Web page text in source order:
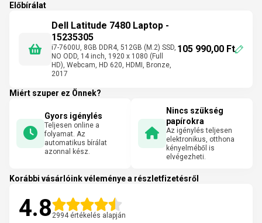
Előbírálat
Dell Latitude 7480 Laptop -
15235305
i7-7600U, 8GB DDR4, 512GB (M.2) SSD,
NO ODD, 14 inch, 1920 x 1080 (Full
HD), Webcam, HD 620, HDMI, Bronze,
2017
105 990,00 Ft
Miért szuper ez Önnek?
Gyors igénylés
Teljesen online a
folyamat. Az
automatikus bírálat
azonnal kész.
Nincs szükség
papírokra
Az igénylés teljesen
elektronikus, otthona
kényelméből is
elvégezheti.
Korábbi vásárlóink véleménye a részletfizetésről
4.8 2994 értékelés alapján